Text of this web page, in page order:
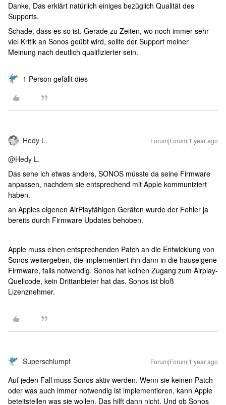
Danke, Das erklärt natürlich einiges bezüglich Qualität des
Supports.
Schade, dass es so ist. Gerade zu Zeiten, wo noch immer sehr
viel Kritik an Sonos geübt wird, sollte der Support meiner
Meinung nach deutlich qualifizierter sein.
1 Person gefällt dies
Hedy L. Forum|Forum|1 year ago
@Hedy L.
Das sehe ich etwas anders, SONOS müsste da seine Firmware
anpassen, nachdem sie entsprechend mit Apple kommuniziert
haben.
an Apples eigenen AirPlayfähigen Geräten wurde der Fehler ja
bereits durch Firmware Updates behoben.
Apple muss einen entsprechenden Patch an die Entwicklung von
Sonos weitergeben, die implementiert ihn dann in die hauseigene
Firmware, falls notwendig. Sonos hat keinen Zugang zum Airplay-
Quellcode, kein Drittanbieter hat das. Sonos ist bloß
Lizenznehmer.
Superschlumpf Forum|Forum|1 year ago
Auf jeden Fall muss Sonos aktiv werden. Wenn sie keinen Patch
oder was auch immer notwendig ist implementieren, kann Apple
beteitstellen was sie wollen. Das hilft dann nicht. Und ob Sonos